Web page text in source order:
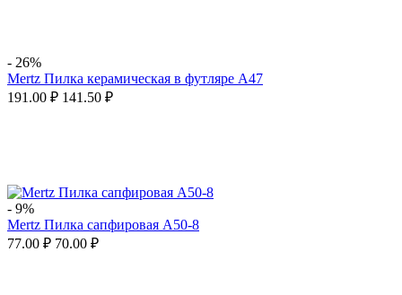
- 26%
Mertz Пилка керамическая в футляре A47
191.00 ₽ 141.50 ₽
- 9%
Mertz Пилка сапфировая A50-8
77.00 ₽ 70.00 ₽